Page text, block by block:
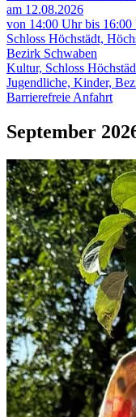
am 12.08.2026
von 14:00 Uhr bis 16:00
Schloss Höchstädt,
Bezirk Schwaben
Kultur, Schloss
Jugendliche, Kinder,
Barrierefreie Anfahrt
September